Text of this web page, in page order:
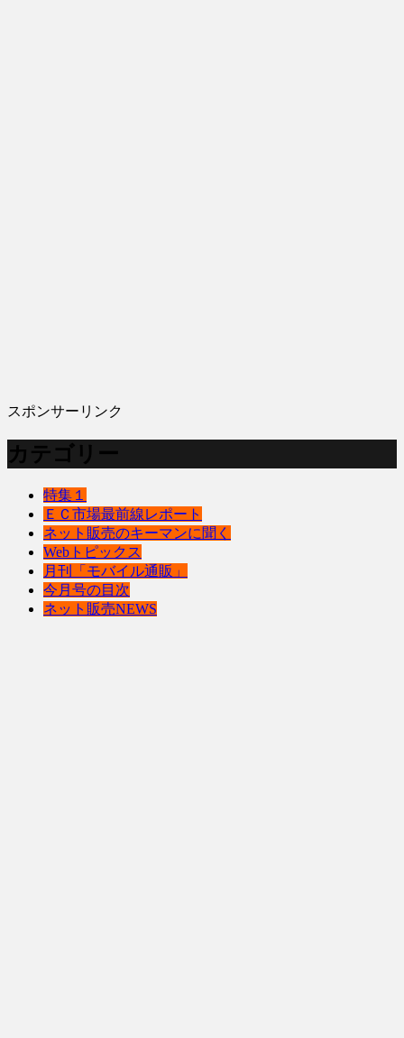
スポンサーリンク
カテゴリー
特集１
ＥＣ市場最前線レポート
ネット販売のキーマンに聞く
Webトピックス
月刊「モバイル通販」
今月号の目次
ネット販売NEWS